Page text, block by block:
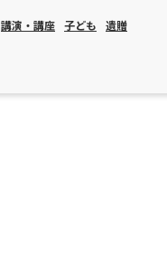
講演・講座 子ども 遺贈